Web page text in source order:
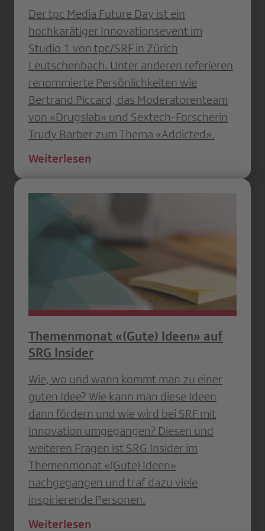
Der tpc Media Future Day ist ein
hochkarätiger Innovationsevent im
Studio 1 von tpc/SRF in Zürich
Leutschenbach. Unter anderen referieren
renommierte Persönlichkeiten wie
Bertrand Piccard, das Moderatorenteam
von «Drugslab» und Sextech-Forscherin
Trudy Barber zum Thema «Addicted».
Weiterlesen
Themenmonat «(Gute) Ideen» auf
SRG Insider
Wie, wo und wann kommt man zu einer
guten Idee? Wie kann man diese Ideen
dann fördern und wie wird bei SRF mit
Innovation umgegangen? Diesen und
weiteren Fragen ist SRG Insider im
Themenmonat «(Gute) Ideen»
nachgegangen und traf dazu viele
inspirierende Personen.
Weiterlesen